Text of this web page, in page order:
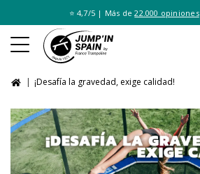
⭐ 4,7/5 | Más de22.000 opiniones
¡Desafía la gravedad, exige calidad!